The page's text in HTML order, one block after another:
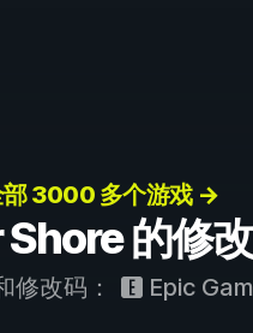
部 3000 多个游戏 →
的修
修改码： Epic